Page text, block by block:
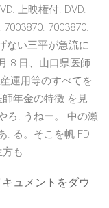
上映権付. DVD.
7003870.
ない三平が急流に
8 日、山口県医師
運用等のすべてを
年金の特徴 を見
ろ. うねー。 中の瀬
. る。そこを帆 FD
も
ュメントをダウ